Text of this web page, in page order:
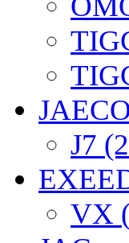
J7
VX